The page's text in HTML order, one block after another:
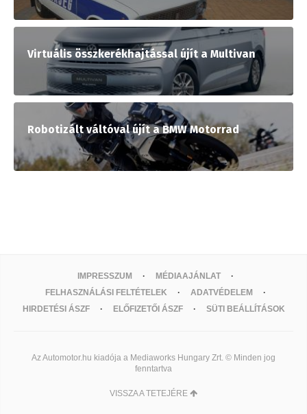
Virtuális összkerékhajtással újít a Multivan
Robotizált váltóval újít a BMW Motorrad
IMPRESSZUM
MÉDIAAJÁNLAT
FELHASZNÁLÁSI FELTÉTELEK
ADATVÉDELEM
HIRDETÉSI ÁSZF
ELŐFIZETŐI ÁSZF SÜTI BEÁLLÍTÁSOK
Az Automotor.hu kiadója a Mediaworks Hungary Zrt. © Minden jog
fenntartva
VISSZA A TETEJÉRE